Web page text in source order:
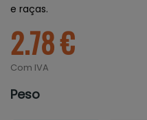
e raças.
2.78 €
Com IVA
Peso